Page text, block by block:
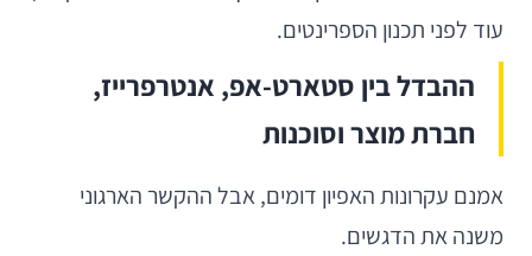
עוד לפני תכנון הספרינטים.
ההבדל בין סטארט-אפ, אנטרפרייז,
חברת מוצר וסוכנות
אמנם עקרונות האפיון דומים, אבל ההקשר הארגוני
משנה את הדגשים.